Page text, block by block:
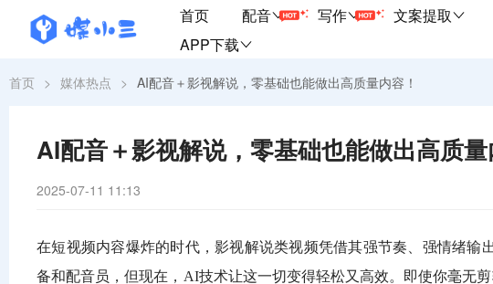
首页 配音 写作 文案提取
APP下载
首页 > 媒体热点 > AI配音＋影视解说，零基础也能做出高质量内容！
AI配音＋影视解说，零基础也能做出高质量
2025-07-11 11:13
在短视频内容爆炸的时代，影视解说类视频凭借其强节奏、强情绪
备和配音员，但现在，AI技术让这一切变得轻松又高效。即使你毫无